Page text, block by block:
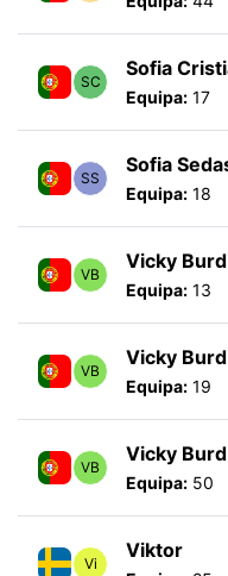
SC
Sofia
Equipa: 17
SS
Sofia
Equipa: 18
VB
Vicky Burd
Equipa: 13
VB
Vicky Burd
Equipa: 19
VB
Vicky Burd
Equipa: 50
Vi
Viktor